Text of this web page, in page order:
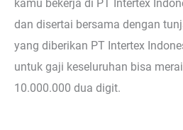
kamu bekerja di PT Intertex
dan disertai bersama dengan
yang diberikan PT Intertex
untuk gaji keseluruhan bisa
10.000.000 dua digit.